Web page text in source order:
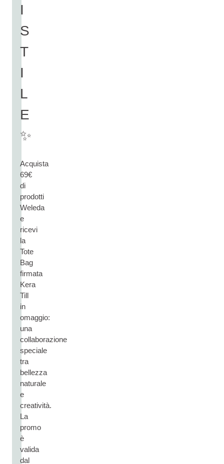
I
S
T
I
L
E
✨
Acquista
69€
di
prodotti
Weleda
e
ricevi
la
Tote
Bag
firmata
Kera
Till
in
omaggio:
una
collaborazione
speciale
tra
bellezza
naturale
e
creatività.
La
promo
è
valida
dal